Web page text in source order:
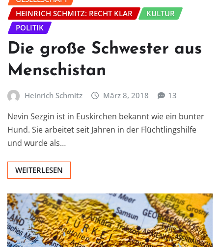
HEINRICH SCHMITZ: RECHT KLAR
KULTUR
POLITIK
Die große Schwester aus
Menschistan
Heinrich Schmitz März 8, 2018 13
Nevin Sezgin ist in Euskirchen bekannt wie ein bunter
Hund. Sie arbeitet seit Jahren in der Flüchtlingshilfe
und wurde als…
WEITERLESEN